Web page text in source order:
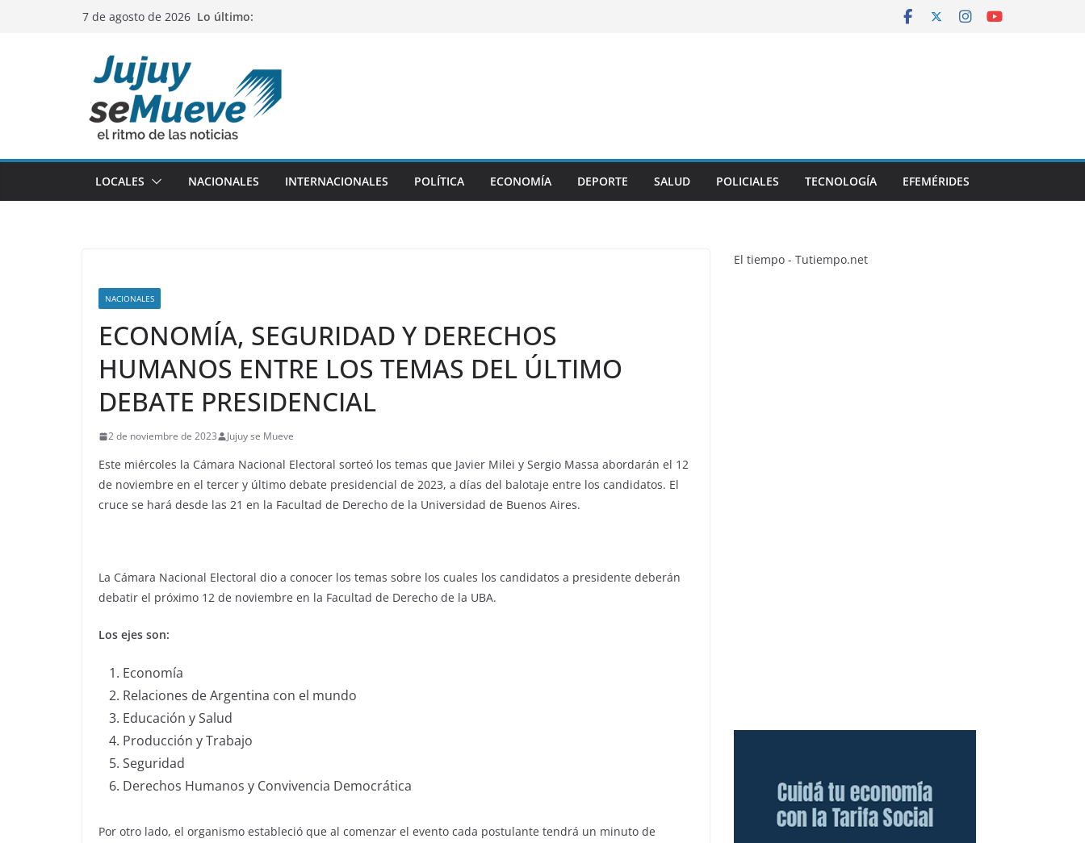
7 de agosto de 2026 Lo último:
LOCALES NACIONALES INTERNACIONALES POLÍTICA ECONOMÍA DEPORTE SALUD POLICIALES TECNOLOGÍA EFEMÉRIDES
NACIONALES
ECONOMÍA, SEGURIDAD Y DERECHOS
HUMANOS ENTRE LOS TEMAS DEL ÚLTIMO
DEBATE PRESIDENCIAL
2 de noviembre de 2023 Jujuy se Mueve
Este miércoles la Cámara Nacional Electoral sorteó los temas que Javier Milei y Sergio Massa abordarán el 12
de noviembre en el tercer y último debate presidencial de 2023, a días del balotaje entre los candidatos. El
cruce se hará desde las 21 en la Facultad de Derecho de la Universidad de Buenos Aires.
La Cámara Nacional Electoral dio a conocer los temas sobre los cuales los candidatos a presidente deberán
debatir el próximo 12 de noviembre en la Facultad de Derecho de la UBA.
Los ejes son:
Economía
Relaciones de Argentina con el mundo
Educación y Salud
Producción y Trabajo
Seguridad
Derechos Humanos y Convivencia Democrática
Por otro lado, el organismo estableció que al comenzar el evento cada postulante tendrá un minuto de
El tiempo - Tutiempo.net